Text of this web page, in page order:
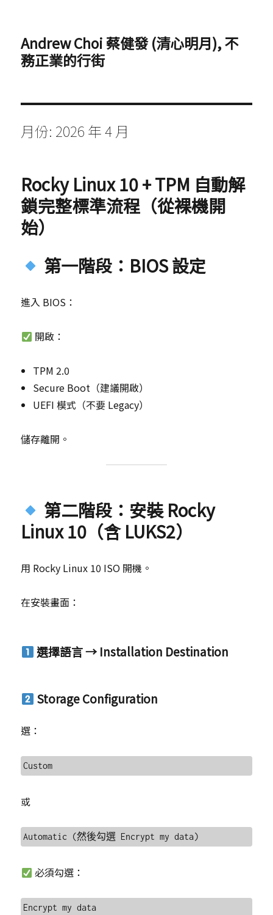
Andrew Choi 蔡健發 (清心明月), 不
務正業的行街
月份: 2026 年 4 月
Rocky Linux 10 + TPM 自動解
鎖完整標準流程（從裸機開
始）
第一階段：BIOS 設定
進入 BIOS：
開啟：
TPM 2.0
Secure Boot（建議開啟）
UEFI 模式（不要 Legacy）
儲存離開。
第二階段：安裝 Rocky
Linux 10（含 LUKS2）
用 Rocky Linux 10 ISO 開機。
在安裝畫面：
選擇語言 → Installation Destination
Storage Configuration
選：
或
必須勾選：